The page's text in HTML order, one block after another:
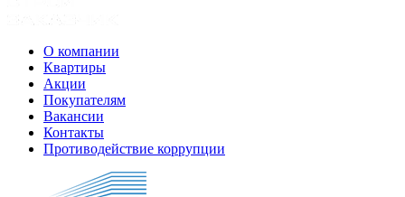
О компании
Квартиры
Акции
Покупателям
Вакансии
Контакты
Противодействие коррупции